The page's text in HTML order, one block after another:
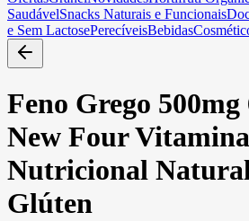
SaudávelSnacks Naturais e Funcionais
e Sem LactosePerecíveisBebidas
Feno Grego 500mg
New Four Vitamina
Nutricional
Glúten